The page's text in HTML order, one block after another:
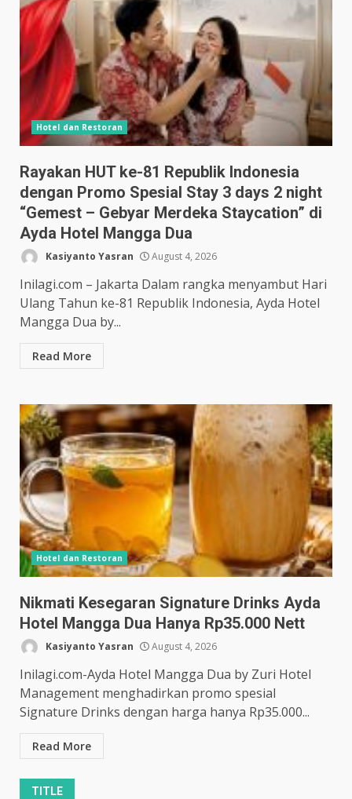
Hotel dan Restoran
Rayakan HUT ke-81 Republik Indonesia
dengan Promo Spesial Stay 3 days 2 night
“Gemest – Gebyar Merdeka Staycation” di
Ayda Hotel Mangga Dua
Kasiyanto Yasran August 4, 2026
Inilagi.com – Jakarta Dalam rangka menyambut Hari
Ulang Tahun ke-81 Republik Indonesia, Ayda Hotel
Mangga Dua by...
Read More
Hotel dan Restoran
Nikmati Kesegaran Signature Drinks Ayda
Hotel Mangga Dua Hanya Rp35.000 Nett
Kasiyanto Yasran August 4, 2026
Inilagi.com-Ayda Hotel Mangga Dua by Zuri Hotel
Management menghadirkan promo spesial
Signature Drinks dengan harga hanya Rp35.000...
Read More
TITLE